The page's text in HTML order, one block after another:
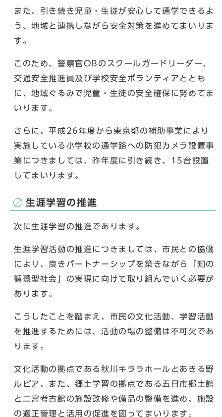
また、引き続き児童・生徒が安心して通学できるよ
う、地域と連携しながら安全対策を進めてまいりま
す。
このため、警察官OBのスクールガードリーダー、
交通安全推進員及び学校安全ボランティアととも
に、地域ぐるみで児童・生徒の安全確保に努めてま
いります。
さらに、平成26年度から東京都の補助事業により
実施している小学校の通学路への防犯カメラ設置事
業につきましては、昨年度に引き続き、15台設置
してまいります。
生涯学習の推進
次に生涯学習の推進であります。
生涯学習活動の推進につきましては、市民との協働
により、良きパートナーシップを築きながら「知の
循環型社会」の実現に向けて取り組んでいく必要が
あります。
こうしたことを踏まえ、市民の文化活動、学習活動
を推進するためには、活動の場の整備は不可欠であ
ります。
文化活動の拠点である秋川キララホールとあきる野
ルピア、また、郷土学習の拠点である五日市郷土館
と二宮考古館の施設改修や備品の整備を進め、施設
の適正管理と活用の促進を図ってまいります。